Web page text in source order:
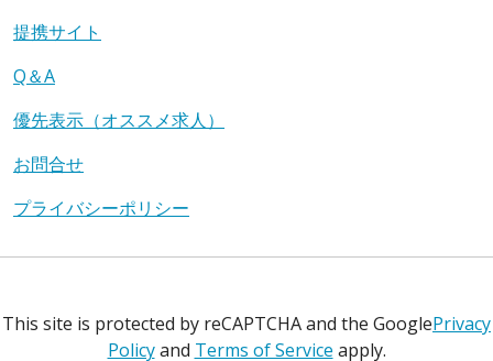
提携サイト
Q＆A
優先表示（オススメ求人）
お問合せ
プライバシーポリシー
This site is protected by reCAPTCHA and the GooglePrivacy
Policyand Terms of Service apply.